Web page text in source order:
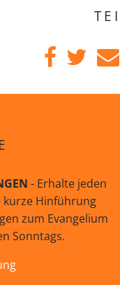
- Erhalte jeden
kurze Hinführung
zum Evangelium
Sonntags.